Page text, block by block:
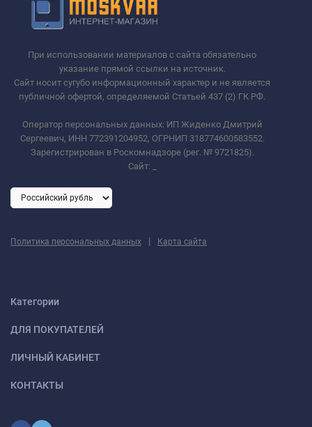
При использовании материалов с сайта обязательно
указание прямой ссылки на источник.
Сайт носит сугубо информационный характер и не является
публичной офертой, определяемой Статьей 437 (2) ГК РФ.
Оператор персональных данных: ИП Жиденко Дмитрий
Сергеевич, ИНН 772391204952, ОГРНИП 318774600583552.
Зарегистрирован в Роскомнадзоре (рег. № 9721825).
Сайт:
Политика персональных данных | Карта сайта
Категории
ДЛЯ ПОКУПАТЕЛЕЙ
ЛИЧНЫЙ КАБИНЕТ
КОНТАКТЫ